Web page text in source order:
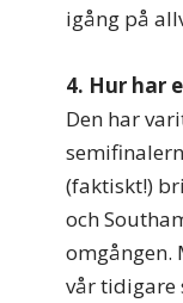
igång på
4. Hur har
Den har
(faktiskt!)
och
omgången.
vår tidigare